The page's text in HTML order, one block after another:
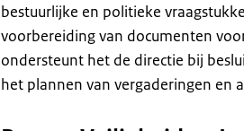
bestuurlijke en politieke
voorbereiding van documenten
ondersteunt het de directie bij
het plannen van vergaderingen en